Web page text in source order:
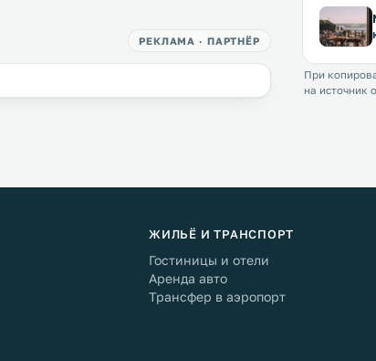
РЕКЛАМА · ПАРТНЁР
При
на источник
ЖИЛЬЁ И ТРАНСПОРТ
Гостиницы и отели
Аренда авто
Трансфер в аэропорт